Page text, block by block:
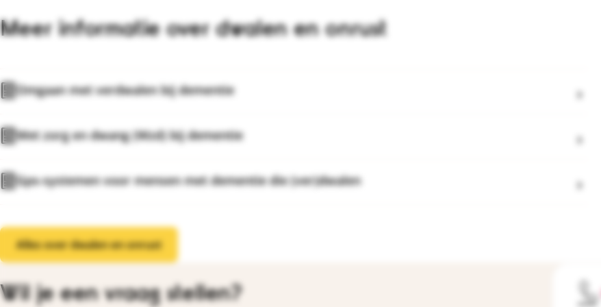
Meer informatie over dwalen en onrust
Omgaan met verdwalen bij dementie
Wet zorg en dwang (Wzd) bij dementie
Gps-systemen voor mensen met dementie die (ver)dwalen
Alles over dwalen en onrust
Wil je een vraag stellen?